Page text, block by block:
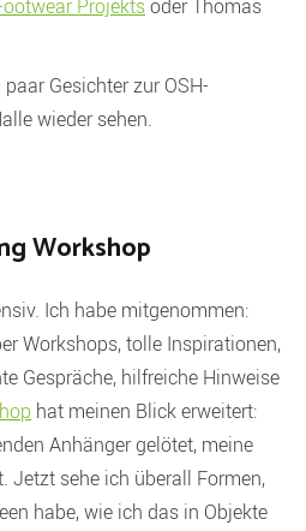
Projektsoder Thomas
Gesichter zur OSH-
wieder sehen.
Workshop
Ich habe mitgenommen:
Workshops, tolle Inspirationen,
Gespräche, hilfreiche Hinweise
hat meinen Blick erweitert:
Anhänger gelötet, meine
Jetzt sehe ich überall Formen,
habe, wie ich das in Objekte